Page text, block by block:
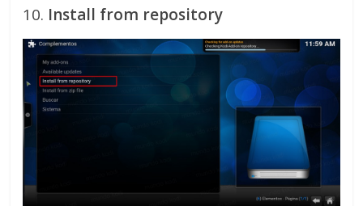
10. Install from repository